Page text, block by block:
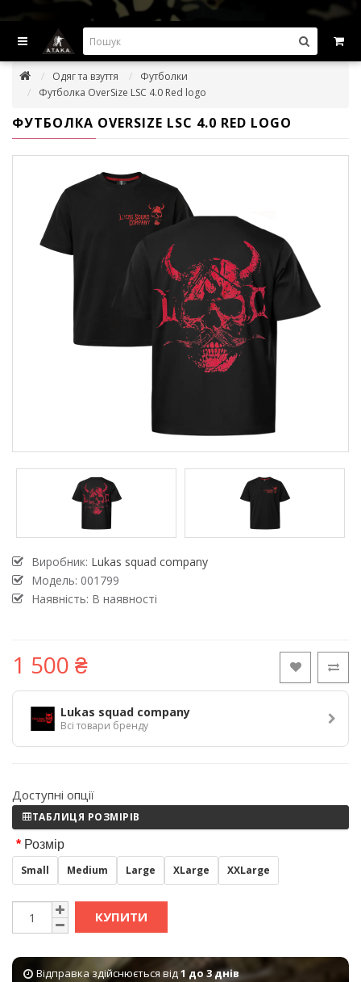
ВИГІДНІ ПРОПОЗИЦІІ — ЗНИЖКИ ДО -45%
Одяг та взуття
Футболки
Футболка OverSize LSC 4.0 Red logo
ФУТБОЛКА OVERSIZE LSC 4.0 RED LOGO
Виробник: Lukas squad company
Модель: 001799
Наявність: В наявності
1 500 ₴
Lukas squad company
Всі товари бренду
Доступні опції
ТАБЛИЦЯ РОЗМІРІВ
Розмір
Small
Medium Large XLarge XXLarge
КУПИТИ
Відправка здійснюється від1 до 3 днів